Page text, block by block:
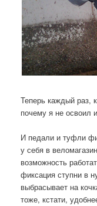
Теперь каждый раз,
почему я не освоил
И педали и туфли
у себя в
возможность
фиксация ступни в
выбрасывает на
тоже, кстати,